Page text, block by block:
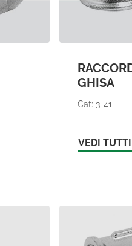
GHISA
Cat: 3-41
VEDI